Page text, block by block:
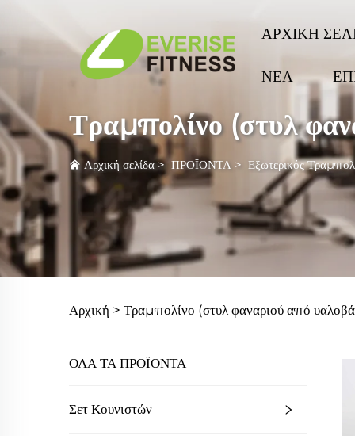
ΑΡΧΙΚΗ
ΝΕΑ
Τραμπολίνο (στυλ
Αρχική σελίδα> ΠΡΟΪΟΝΤΑ > Εξωτερικός
Αρχική > Τραμπολίνο (στυλ φαναριού από
ΟΛΑ ΤΑ ΠΡΟΪΟΝΤΑ
Σετ Κουνιστών